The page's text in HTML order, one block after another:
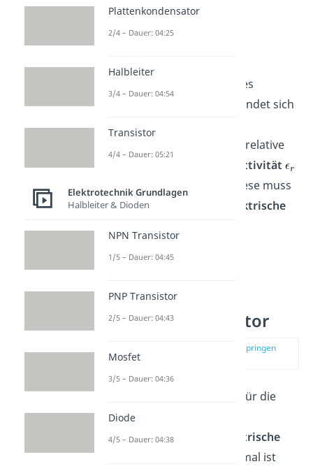
eines
. Befindet sich
Dielektrikum, so muss die relative
Permittivität
mit betrachtet werden. Diese muss
einfach mit
elektrische
Kapazität
Plattenkondensator
zur Stelle im Video springen
ist ein Maß für die
Eigenschaft eines
Plattenkondensators
elektrische
. Formal ist
Plattenkondensator
2/4 – Dauer: 04:25
Halbleiter
3/4 – Dauer: 04:54
Transistor
4/4 – Dauer: 05:21
Elektrotechnik Grundlagen
Halbleiter & Dioden
NPN Transistor
1/5 – Dauer: 04:45
PNP Transistor
2/5 – Dauer: 04:43
Mosfet
3/5 – Dauer: 04:36
Diode
4/5 – Dauer: 04:38